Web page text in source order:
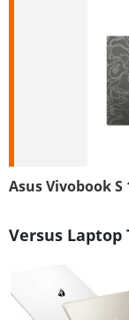
Asus Vivobook S
Versus Laptop